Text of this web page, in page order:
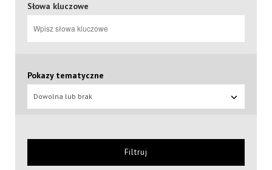
Słowa kluczowe
Pokazy tematyczne
Dowolna lub brak
Filtruj